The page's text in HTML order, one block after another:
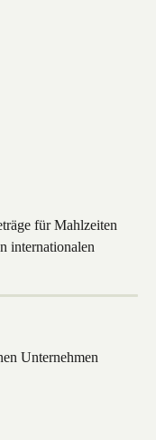
für Mahlzeiten
internationalen
Unternehmen